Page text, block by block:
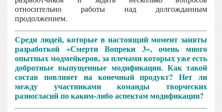
относительно работы над долгожданным
продолжением.
Среди людей, которые в настоящий момент заняты
разработкой «Смерти Вопреки 3», очень много
опытных модмейкеров, за плечами которых уже есть
добротные выпущенные модификации. Как такой
состав повлияет на конечный продукт? Нет ли
между участниками команды творческих
разногласий по каким-либо аспектам модификации?